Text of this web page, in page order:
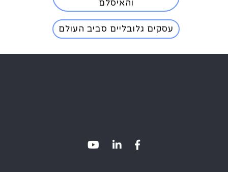
והאיסלם
עסקים גלובליים סביב העולם